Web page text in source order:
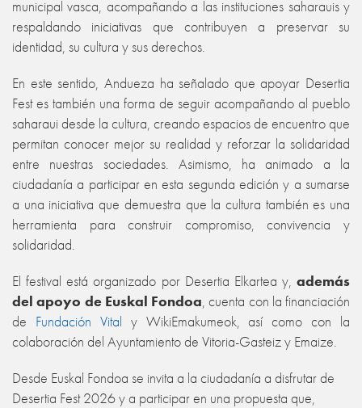
municipal vasca, acompañando a las instituciones saharauis y
respaldando iniciativas que contribuyen a preservar su
identidad, su cultura y sus derechos.
En este sentido, Andueza ha señalado que apoyar Desertia
Fest es también una forma de seguir acompañando al pueblo
saharaui desde la cultura, creando espacios de encuentro que
permitan conocer mejor su realidad y reforzar la solidaridad
entre nuestras sociedades. Asimismo, ha animado a la
ciudadanía a participar en esta segunda edición y a sumarse
a una iniciativa que demuestra que la cultura también es una
herramienta para construir compromiso, convivencia y
solidaridad.
El festival está organizado por Desertia Elkartea y, además
del apoyo de Euskal Fondoa, cuenta con la financiación
de Fundación Vital y WikiEmakumeok, así como con la
colaboración del Ayuntamiento de Vitoria-Gasteiz y Emaize.
Desde Euskal Fondoa se invita a la ciudadanía a disfrutar de
Desertia Fest 2026 y a participar en una propuesta que,